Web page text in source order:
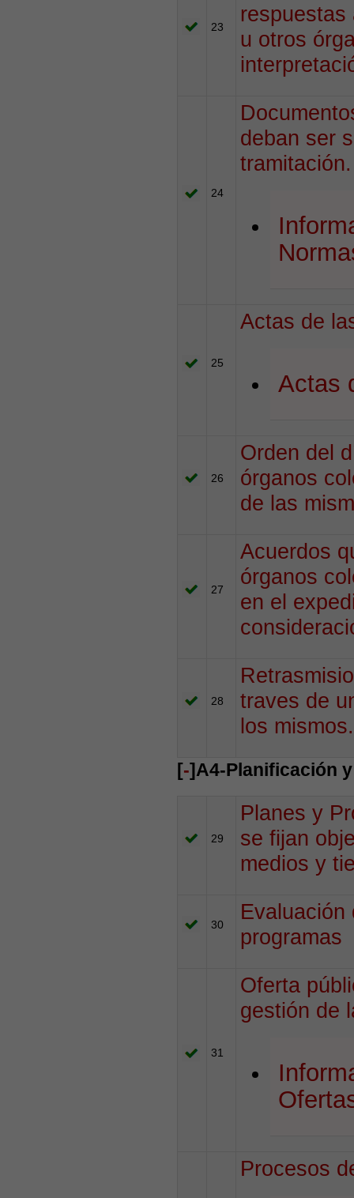
23
u otros
24
deban ser
tramitación.
25
Actas de
Actas
26
Orden del
órganos
de las
27
Acuerdos
órganos
en el
28
traves de
los mismos.
[-]A4-Planificación
29
Planes y
se fijan
medios y
30
Evaluación
programas
31
Oferta
gestión de
Procesos